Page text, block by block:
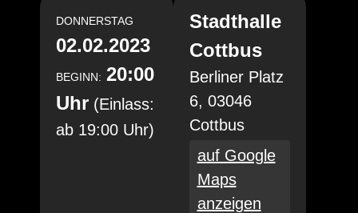
DONNERSTAG
02.02.2023
BEGINN: 20:00
Uhr (Einlass:
ab 19:00 Uhr)
Stadthalle
Cottbus
Berliner Platz
6, 03046
Cottbus
auf Google
Maps
anzeigen